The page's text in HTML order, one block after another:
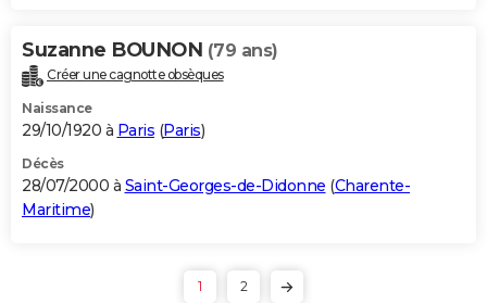
Suzanne BOUNON (79 ans)
Créer une cagnotte obsèques
Naissance
29/10/1920 à Paris (Paris)
Décès
28/07/2000 à Saint-Georges-de-Didonne (Charente-
Maritime)
1 2